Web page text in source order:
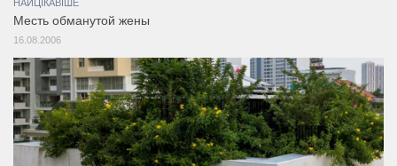
НАЙЦІКАВІШЕ
Месть обманутой жены
16.08.2006